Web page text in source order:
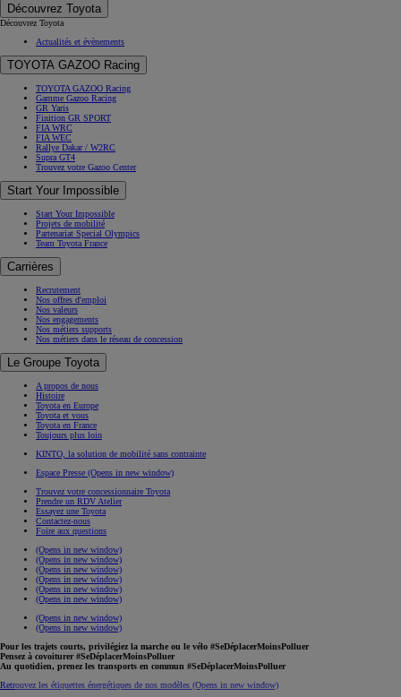
Découvrez Toyota
Découvrez Toyota
Actualités et évènements
TOYOTA GAZOO Racing
TOYOTA GAZOO Racing
Gamme Gazoo Racing
GR Yaris
Finition GR SPORT
FIA WRC
FIA WEC
Rallye Dakar / W2RC
Supra GT4
Trouvez votre Gazoo Center
Start Your Impossible
Start Your Impossible
Projets de mobilité
Partenariat Special Olympics
Team Toyota France
Carrières
Recrutement
Nos offres d'emploi
Nos valeurs
Nos engagements
Nos métiers supports
Nos métiers dans le réseau de concession
Le Groupe Toyota
A propos de nous
Histoire
Toyota en Europe
Toyota et vous
Toyota en France
Toujours plus loin
KINTO, la solution de mobilité sans contrainte
Espace Presse (Opens in new window)
Trouvez votre concessionnaire Toyota
Prendre un RDV Atelier
Essayez une Toyota
Contactez-nous
Foire aux questions
(Opens in new window)
(Opens in new window)
(Opens in new window)
(Opens in new window)
(Opens in new window)
(Opens in new window)
(Opens in new window)
(Opens in new window)
Pour les trajets courts, privilégiez la marche ou le vélo #SeDéplacerMoinsPolluer
Pensez à covoiturer #SeDéplacerMoinsPolluer
Au quotidien, prenez les transports en commun #SeDéplacerMoinsPolluer
Retrouvez les étiquettes énergétiques de nos modèles (Opens in new window)